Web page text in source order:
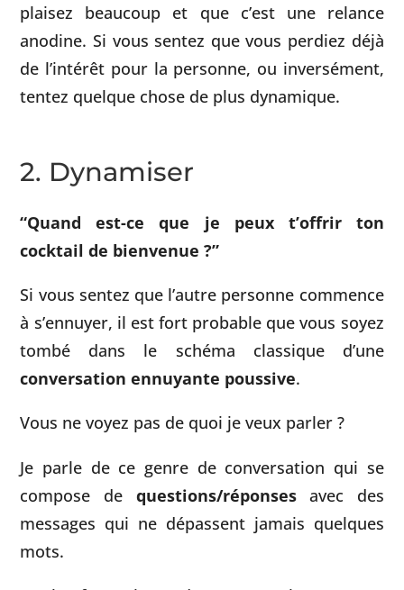
plaisez beaucoup et que c’est une relance
anodine. Si vous sentez que vous perdiez déjà
de l’intérêt pour la personne, ou inversément,
tentez quelque chose de plus dynamique.
2. Dynamiser
“Quand est-ce que je peux t’offrir ton
cocktail de bienvenue ?”
Si vous sentez que l’autre personne commence
à s’ennuyer, il est fort probable que vous soyez
tombé dans le schéma classique d’une
conversation ennuyante poussive.
Vous ne voyez pas de quoi je veux parler ?
Je parle de ce genre de conversation qui se
compose de questions/réponsesavec des
messages qui ne dépassent jamais quelques
mots.